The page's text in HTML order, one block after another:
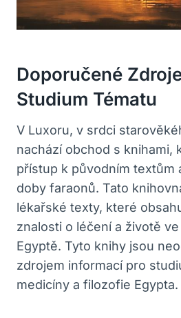
Doporučené
Studium Tématu
V Luxoru, v srdci
nachází obchod s knihami,
přístup k původním textům
doby faraonů. Tato
lékařské texty, které
znalosti o léčení a životě
Egyptě. Tyto knihy jsou
zdrojem informací pro
medicíny a filozofie Egypta.